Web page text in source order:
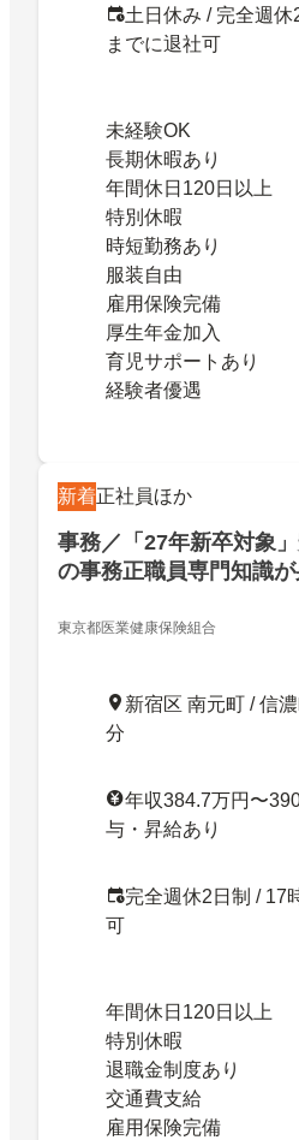
土日休み / 完全週休
までに退社可
未経験OK
長期休暇あり
年間休日120日以上
特別休暇
時短勤務あり
服装自由
雇用保険完備
厚生年金加入
育児サポートあり
経験者優遇
新着正社員ほか
事務／「27年新卒対象
の事務正職員専門知識
東京都医業健康保険組合
新宿区 南元町 / 信
分
年収384.7万円〜
与・昇給あり
完全週休2日制 / 17
可
年間休日120日以上
特別休暇
退職金制度あり
交通費支給
雇用保険完備